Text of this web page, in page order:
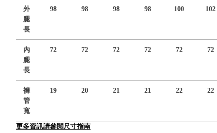
外
腿
長
98 98 98 98 100 102
內
腿
長
72 72 72 72 72 72
褲
管
寬
19 20 21 21 22 22
更多資訊請參閱尺寸指南